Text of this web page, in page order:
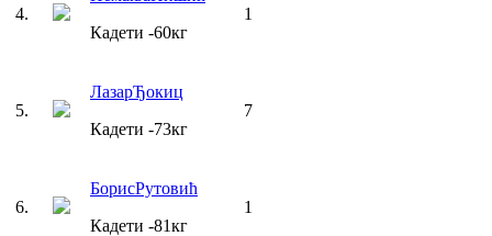
4.
Кадети -60кг
1
5.
ЛазарЂокиц
Кадети -73кг
7
6.
БорисРутовић
Кадети -81кг
1